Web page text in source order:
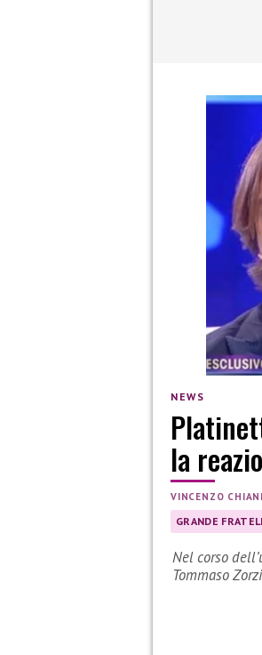
NEWS
la
VINCENZO
GRANDE
Nel corso
Tommaso